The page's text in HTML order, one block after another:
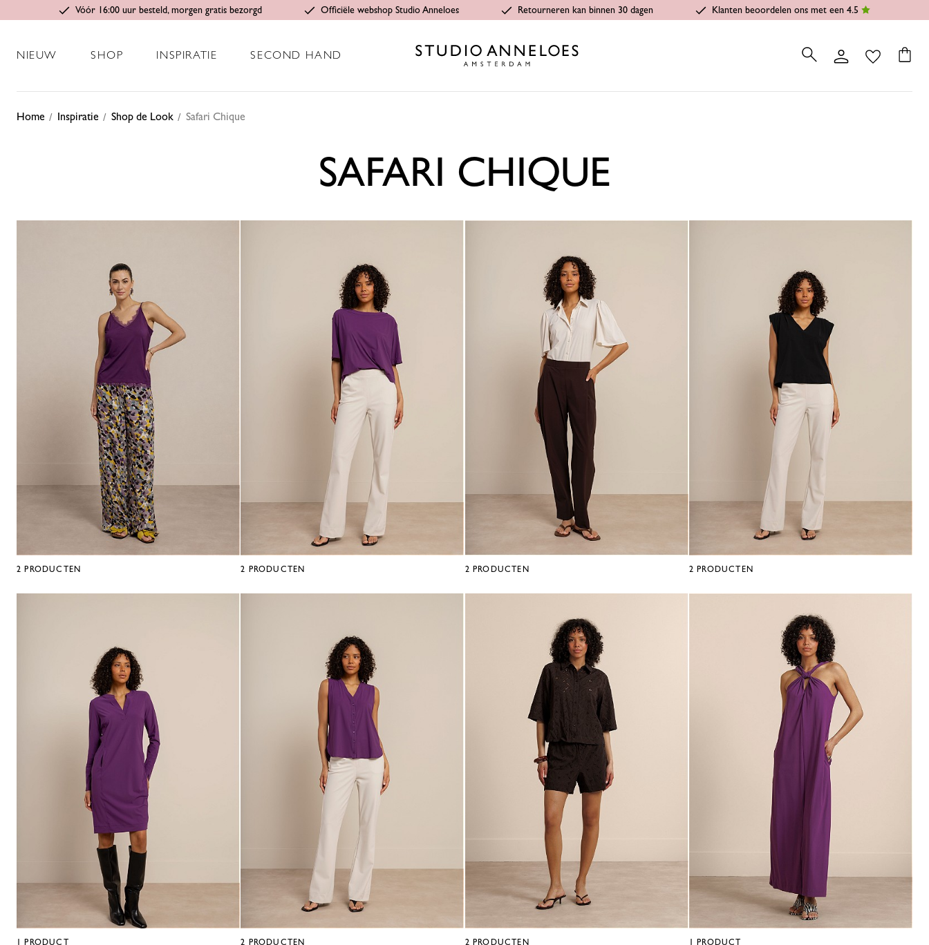
Vóór 16:00 uur besteld, morgen gratis bezorgd Officiële webshop Studio Anneloes Retourneren kan binnen 30 dagen Klanten beoordelen ons met een 4.5
NIEUW SHOP INSPIRATIE SECOND HAND
Home Inspiratie Shop de Look Safari Chique
SAFARI CHIQUE
2 PRODUCTEN 2 PRODUCTEN 2 PRODUCTEN 2 PRODUCTEN
PRODUCT 2 PRODUCTEN 2 PRODUCTEN PRODUCT